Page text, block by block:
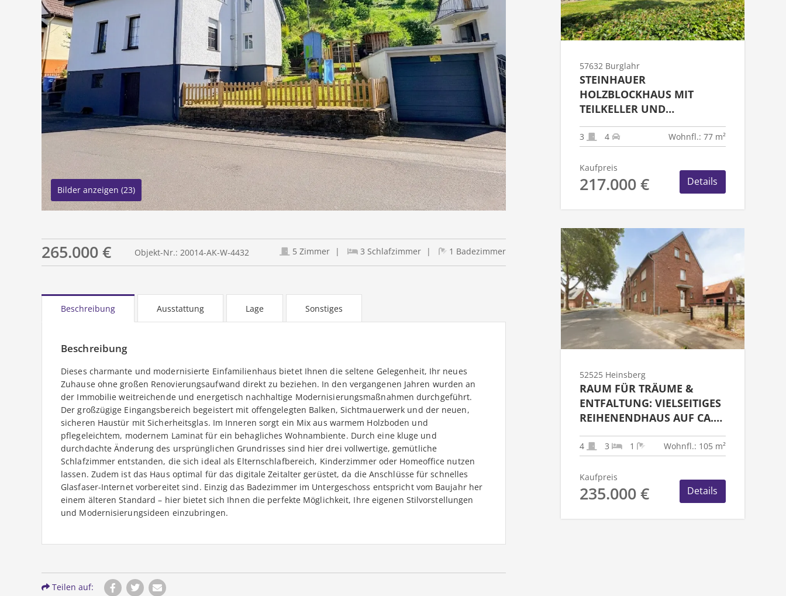
Bilder anzeigen (23)
265.000 € Objekt-Nr.: 20014-AK-W-4432 5 Zimmer 3 Schlafzimmer 1 Badezimmer
Beschreibung Ausstattung Lage Sonstiges
Beschreibung
Dieses charmante und modernisierte Einfamilienhaus bietet Ihnen die seltene Gelegenheit, Ihr neues
Zuhause ohne großen Renovierungsaufwand direkt zu beziehen. In den vergangenen Jahren wurden an
der Immobilie weitreichende und energetisch nachhaltige Modernisierungsmaßnahmen durchgeführt.
Der großzügige Eingangsbereich begeistert mit offengelegten Balken, Sichtmauerwerk und der neuen,
sicheren Haustür mit Sicherheitsglas. Im Inneren sorgt ein Mix aus warmem Holzboden und
pflegeleichtem, modernem Laminat für ein behagliches Wohnambiente. Durch eine kluge und
durchdachte Änderung des ursprünglichen Grundrisses sind hier drei vollwertige, gemütliche
Schlafzimmer entstanden, die sich ideal als Elternschlafbereich, Kinderzimmer oder Homeoffice nutzen
lassen. Zudem ist das Haus optimal für das digitale Zeitalter gerüstet, da die Anschlüsse für schnelles
Glasfaser-Internet vorbereitet sind. Einzig das Badezimmer im Untergeschoss entspricht vom Baujahr her
einem älteren Standard – hier bietet sich Ihnen die perfekte Möglichkeit, Ihre eigenen Stilvorstellungen
und Modernisierungsideen einzubringen.
Teilen auf:
57632 Burglahr
STEINHAUER
HOLZBLOCKHAUS MIT
TEILKELLER UND
GARTENHAUS ALS
FESTWOHNSITZ IN 57632
3 4 Wohnfl.: 77 m²
Kaufpreis
217.000 € Details
52525 Heinsberg
RAUM FÜR TRÄUME &
ENTFALTUNG: VIELSEITIGES
REIHENENDHAUS AUF CA.
1.782 M²
TRAUMGRUNDSTÜCK!
4 3 1 Wohnfl.: 105 m²
Kaufpreis
235.000 € Details